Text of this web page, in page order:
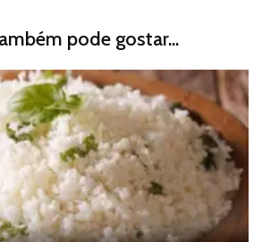
pode gostar...